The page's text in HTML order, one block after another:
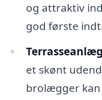
og attraktiv
god første
et skønt
brolægger kan